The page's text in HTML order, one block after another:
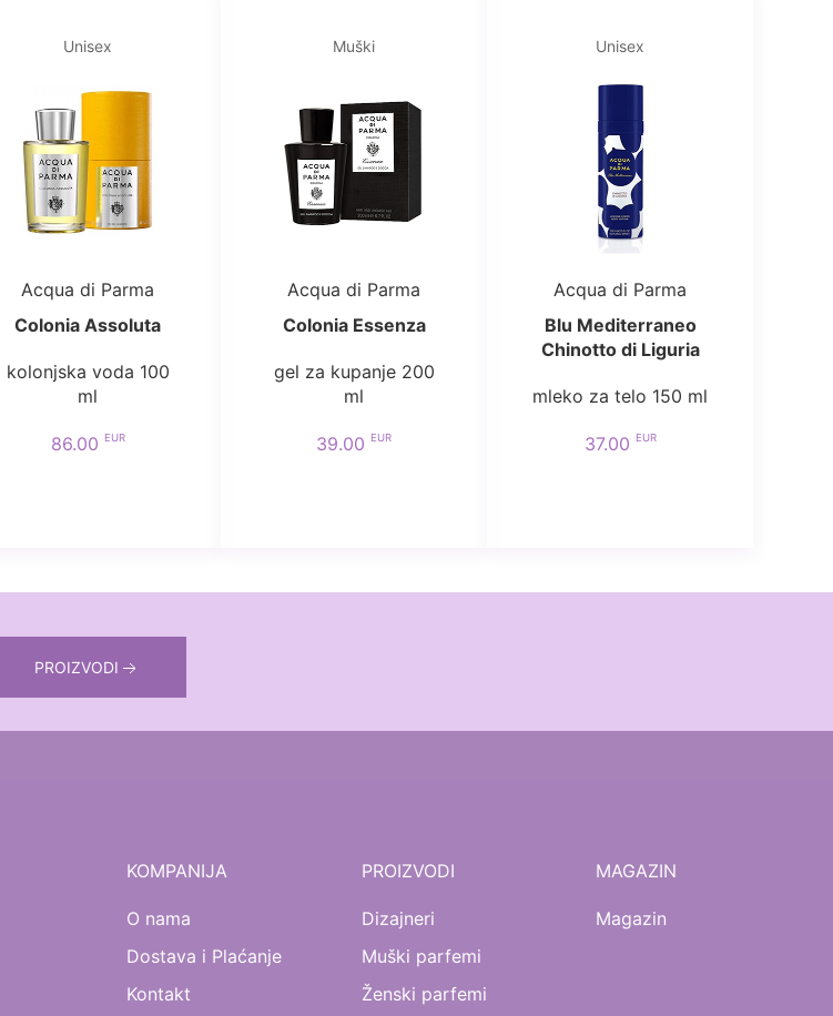
Unisex
Acqua di Parma
Colonia Assoluta
kolonjska voda 100
ml
86.00 EUR
Muški
Acqua di Parma
Colonia Essenza
gel za kupanje 200
ml
39.00 EUR
Unisex
Acqua di Parma
Blu Mediterraneo
Chinotto di Liguria
mleko za telo 150 ml
37.00 EUR
PROIZVODI
KOMPANIJA
O nama
Dostava i Plaćanje
Kontakt
PROIZVODI
Dizajneri
Muški parfemi
Ženski parfemi
MAGAZIN
Magazin